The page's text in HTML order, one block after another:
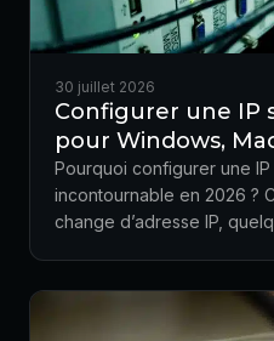
30 juillet 2026
Configurer une IP
pour Windows,
Pourquoi configurer une
incontournable en 2026 ?
change d’adresse IP,